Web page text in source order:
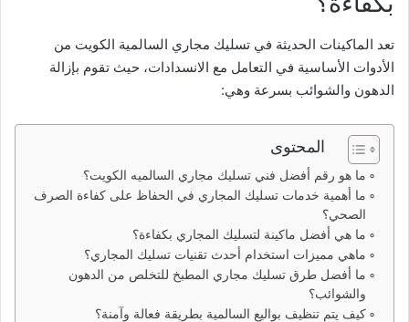
تعد الماكينات الحديثة في تسليك مجاري السالمية الكويت من
الأدوات الأساسية في التعامل مع الانسدادات، حيث تقوم بإزالة
الدهون والشوائب بسرعة وهي:
المحتوى
ما هو رقم أفضل فني تسليك مجاري السالميه الكويت؟
ما أهمية خدمات تسليك المجاري في الحفاظ على كفاءة الصرف
الصحي؟
ما هي أفضل ماكينة لتسليك المجاري بكفاءة؟
ماهي مميزات استخدام أحدث تقنيات تسليك المجاري؟
ما أفضل طرق تسليك مجاري المطبخ للتخلص من الدهون
والشوائب؟
كيف يتم تنظيف بواليع السالمية بطريقة فعالة وآمنة؟